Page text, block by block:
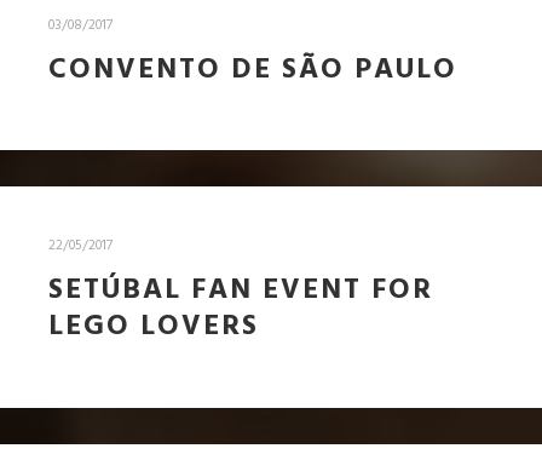
03/08/2017
CONVENTO DE SÃO PAULO
22/05/2017
SETÚBAL FAN EVENT FOR
LEGO LOVERS